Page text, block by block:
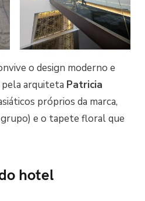
o design moderno e
arquiteta Patricia
próprios da marca,
e o tapete floral que
hotel